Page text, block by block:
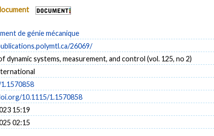
de génie mécanique
26069/
dynamic systems, measurement, and control (vol. 125, no 2)
10.1115/1.1570858
15:19
02:15